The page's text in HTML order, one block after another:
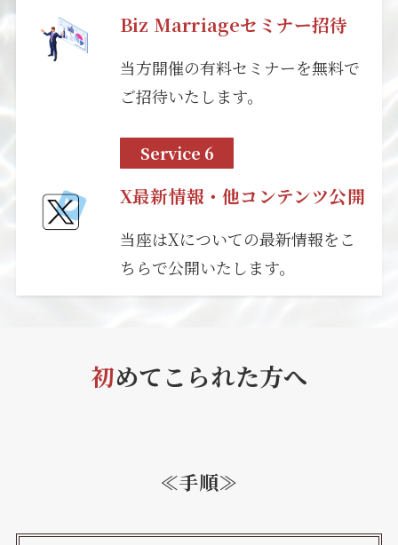
Biz Marriageセミナー招待
当方開催の有料セミナーを無料で
ご招待いたします。
Service 6
X最新情報・他コンテンツ公開
当座はXについての最新情報をこ
ちらで公開いたします。
初めてこられた方へ
≪手順≫